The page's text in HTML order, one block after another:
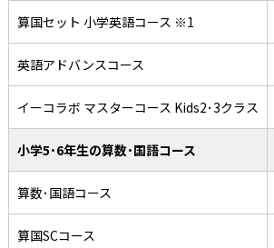
算国セット 小学英語コース ※1
英語アドバンスコース
イーコラボ マスターコース Kids2･3クラス
小学5･6年生の算数･国語コース
算数･国語コース
算国SCコース